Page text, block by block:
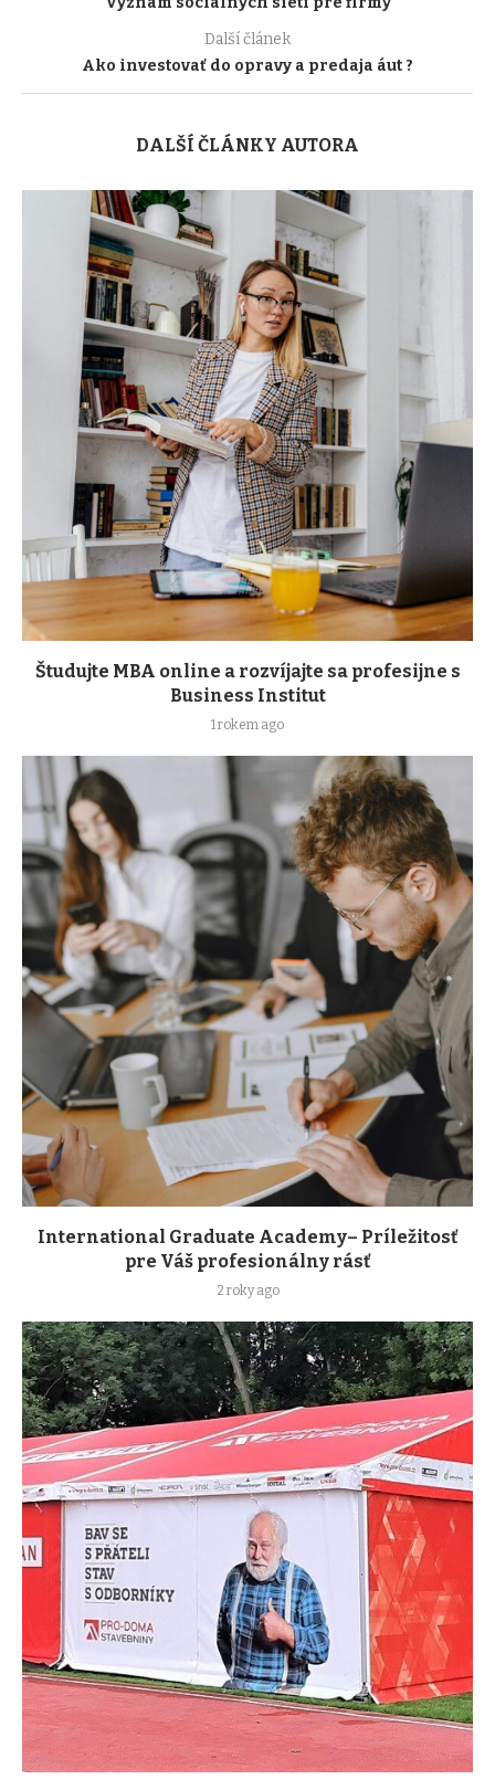
Další článek
Ako investovať do opravy a predaja áut ?
DALŠÍ ČLÁNKY AUTORA
Študujte MBA online a rozvíjajte sa profesijne s
Business Institut
1 rokem ago
International Graduate Academy– Príležitosť
pre Váš profesionálny rásť
2 roky ago